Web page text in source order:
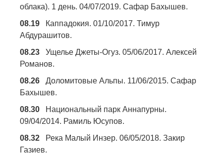
облака). 1 день. 04/07/2019. Сафар Бахышев.
08.19 Каппадокия. 01/10/2017. Тимур
Абдурашитов.
08.23 Ущелье Джеты-Огуз. 05/06/2017. Алексей
Романов.
08.26 Доломитовые Альпы. 11/06/2015. Сафар
Бахышев.
08.30 Национальный парк Аннапурны.
09/04/2014. Рамиль Юсупов.
08.32 Река Малый Инзер. 06/05/2018. Закир
Газиев.